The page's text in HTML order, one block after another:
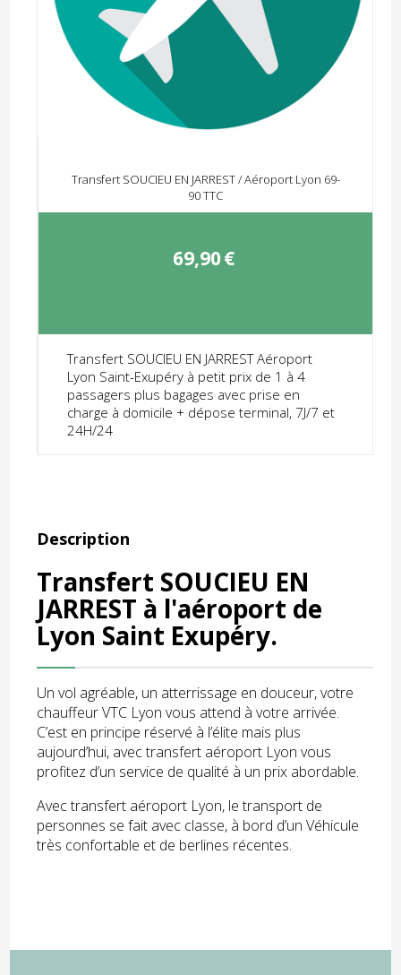
Transfert SOUCIEU EN JARREST / Aéroport Lyon 69-
90 TTC
69,90€
Transfert SOUCIEU EN JARREST Aéroport
Lyon Saint-Exupéry à petit prix de 1 à 4
passagers plus bagages avec prise en
charge à domicile + dépose terminal, 7J/7 et
24H/24
Description
Transfert SOUCIEU EN
JARREST à l'aéroport de
Lyon Saint Exupéry.
Un vol agréable, un atterrissage en douceur, votre
chauffeur VTC Lyon vous attend à votre arrivée.
C’est en principe réservé à l’élite mais plus
aujourd’hui, avec transfert aéroport Lyon vous
profitez d’un service de qualité à un prix abordable.
Avec transfert aéroport Lyon, le transport de
personnes se fait avec classe, à bord d’un Véhicule
très confortable et de berlines récentes.